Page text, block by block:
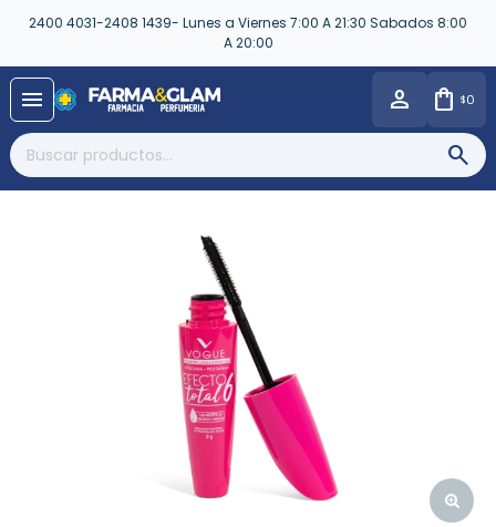
2400 4031-2408 1439- Lunes a Viernes 7:00 A 21:30 Sabados 8:00
A 20:00
menu $0